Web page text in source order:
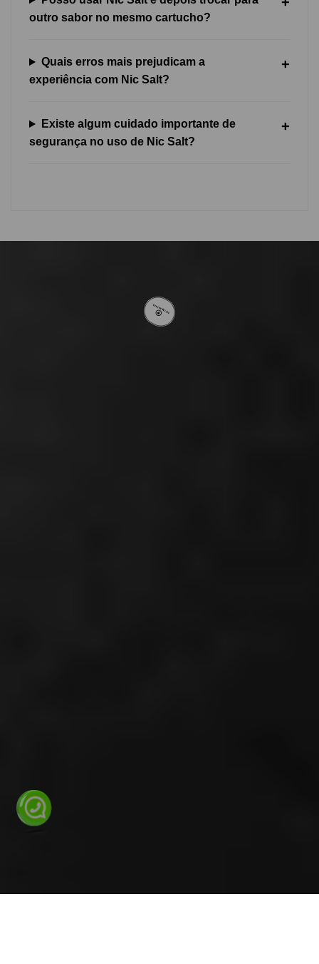
outro sabor no mesmo cartucho?
Quais erros mais prejudicam a
experiência com Nic Salt?
Existe algum cuidado importante de
segurança no uso de Nic Salt?
VOLTAR AO TOPO